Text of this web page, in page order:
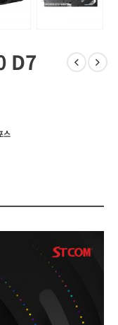
D7
스